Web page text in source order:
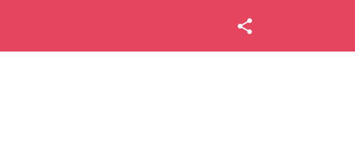
share